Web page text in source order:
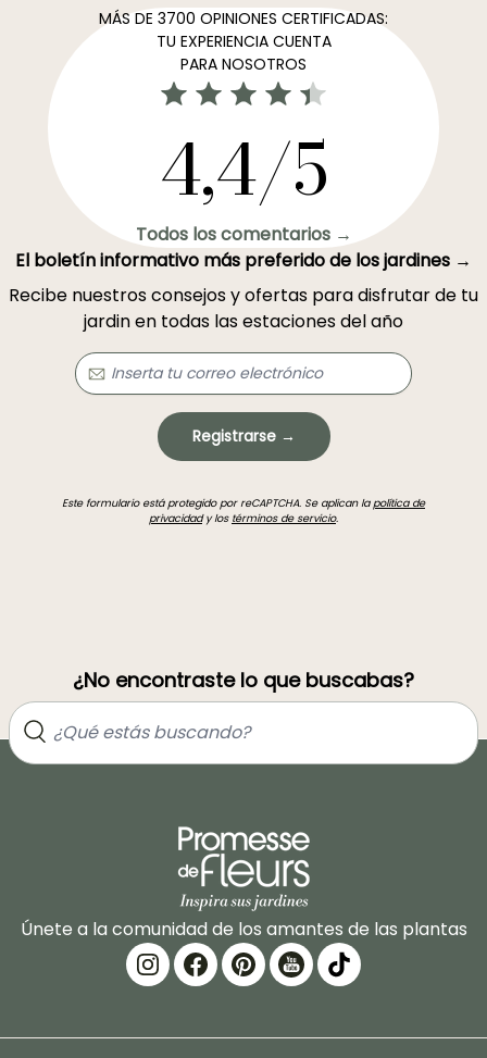
MÁS DE 3700 OPINIONES CERTIFICADAS:
TU EXPERIENCIA CUENTA
PARA NOSOTROS
4,4/5
Todos los comentarios →
El boletín informativo más preferido de los jardines →
Recibe nuestros consejos y ofertas para disfrutar de tu
jardin en todas las estaciones del año
Registrarse →
Este formulario está protegido por reCAPTCHA. Se aplican la política de
privacidady los términos de servicio.
¿No encontraste lo que buscabas?
Únete a la comunidad de los amantes de las plantas